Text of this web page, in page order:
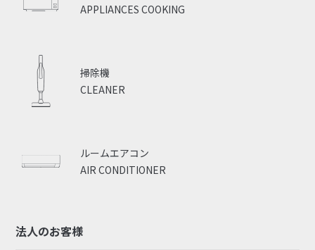
APPLIANCES COOKING
CLEANER
掃除機
AIR CONDITIONER
ルームエアコン
法人のお客様